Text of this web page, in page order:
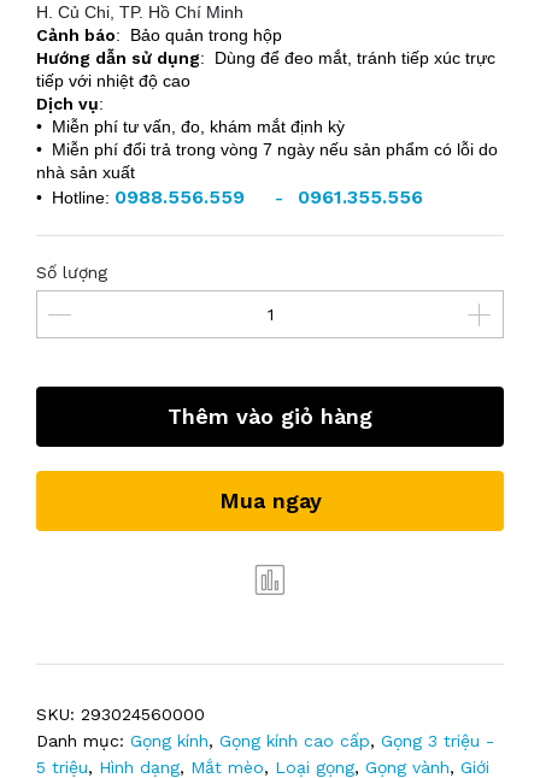
H. Củ Chi, TP. Hồ Chí Minh
Cảnh báo: Bảo quản trong hộp
Hướng dẫn sử dụng: Dùng để đeo mắt, tránh tiếp xúc trực
tiếp với nhiệt độ cao
Dịch vụ:
• Miễn phí tư vấn, đo, khám mắt định kỳ
• Miễn phí đổi trả trong vòng 7 ngày nếu sản phẩm có lỗi do
nhà sản xuất
• Hotline: 0988.556.559 - 0961.355.556
Số lượng
Thêm vào giỏ hàng
Mua ngay
SKU: 293024560000
Danh mục: Gọng kính, Gọng kính cao cấp, Gọng 3 triệu -
5 triệu, Hình dạng, Mắt mèo, Loại gọng, Gọng vành, Giới